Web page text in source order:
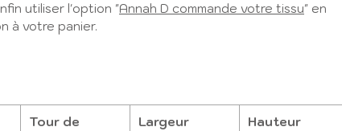
utiliser l'option "Annah D commande votre tissu" en
à votre panier.
Tour de
Largeur
Hauteur